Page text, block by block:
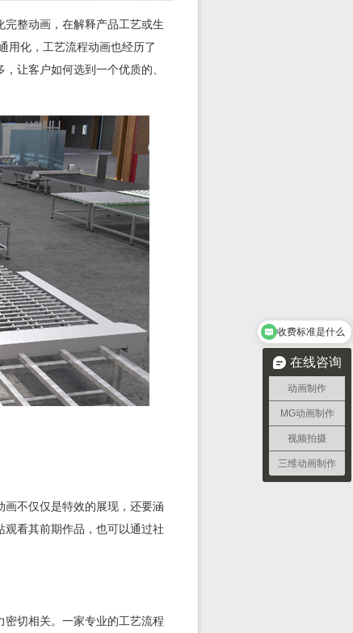
整动画，在解释产品工艺或生
用化，工艺流程动画也经历了
让客户如何选到一个优质的、
不仅仅是特效的展现，还要涵
看其前期作品，也可以通过社
切相关。一家专业的工艺流程
在线咨询
动画制作
MG动画制作
视频拍摄
三维动画制作
收费标准是什么